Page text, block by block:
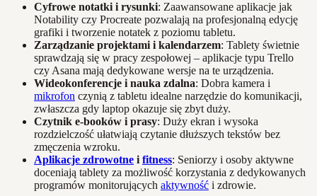
Cyfrowe notatki i rysunki: Zaawansowane aplikacje jak
Notability czy Procreate pozwalają na profesjonalną edycję
grafiki i tworzenie notatek z poziomu tabletu.
Zarządzanie projektami i kalendarzem: Tablety świetnie
sprawdzają się w pracy zespołowej – aplikacje typu Trello
czy Asana mają dedykowane wersje na te urządzenia.
Wideokonferencje i nauka zdalna: Dobra kamera i
mikrofon czynią z tabletu idealne narzędzie do komunikacji,
zwłaszcza gdy laptop okazuje się zbyt duży.
Czytnik e-booków i prasy: Duży ekran i wysoka
rozdzielczość ułatwiają czytanie dłuższych tekstów bez
zmęczenia wzroku.
Aplikacje zdrowotne i fitness: Seniorzy i osoby aktywne
doceniają tablety za możliwość korzystania z dedykowanych
programów monitorujących aktywność i zdrowie.